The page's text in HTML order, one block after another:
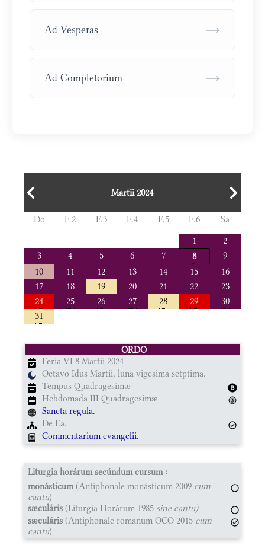
Ad Vesperas →
Ad Completorium →
Martii 2024
Do F.2 F.3 F.4 F.5 F.6
Sa
1
2
3
4 5 6 7 8
9
10
11 12 13 14 15
16
17
18 19 20 21 22
23
24
25 26 27 28 29
30
31
ORDO
Feria VI 8 Martii 2024
Octavo Idus Martii, luna vigesima setptima.
Tempus Quadragesimæ
Hebdomada III Quadragesimæ
Sancta regula.
De Ea.
Commentarium evangelii.
Liturgia horárum secúndum cursum :
monásticum(Antiphonale monásticum 2009 cum
cantu)
sæculáris (Liturgia Horárum 1985 sine cantu)
sæculáris (Antiphonale romanum OCO 2015 cum
cantu)